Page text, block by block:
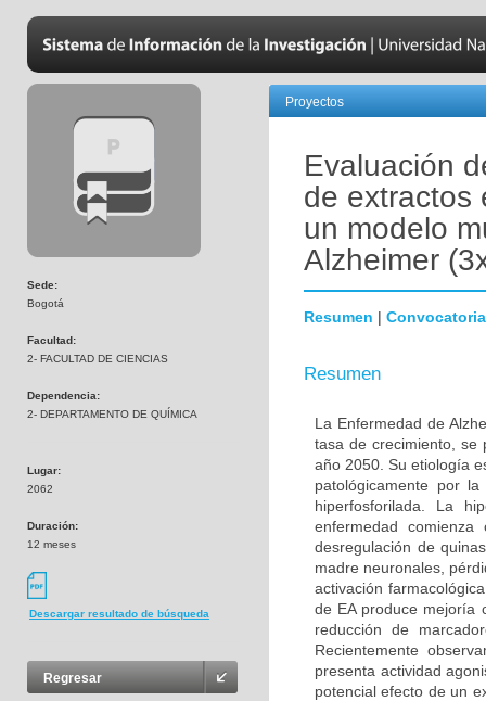
Sede:
Bogotá
Facultad:
2- FACULTAD DE CIENCIAS
Dependencia:
2- DEPARTAMENTO DE QUÍMICA
Lugar:
2062
Duración:
12 meses
Descargar resultado de búsqueda
Regresar
Proyectos
Evaluación
de extractos
un modelo
Alzheimer
Resumen | Convocatoria
Resumen
La Enfermedad de
tasa de crecimiento, se
año 2050. Su etiología
patológicamente por
hiperfosforilada. La
enfermedad
desregulación de
madre neuronales,
activación
de EA produce mejoría
reducción de
Recientemente
presenta actividad
potencial efecto de un